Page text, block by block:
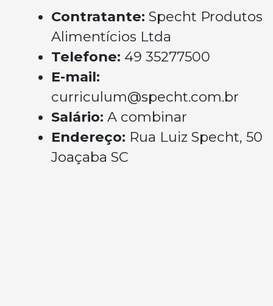
Contratante: Specht Produtos
Alimentícios Ltda
Telefone: 49 35277500
E-mail:
curriculum@specht.com.br
Salário: A combinar
Endereço: Rua Luiz Specht, 50
Joaçaba SC